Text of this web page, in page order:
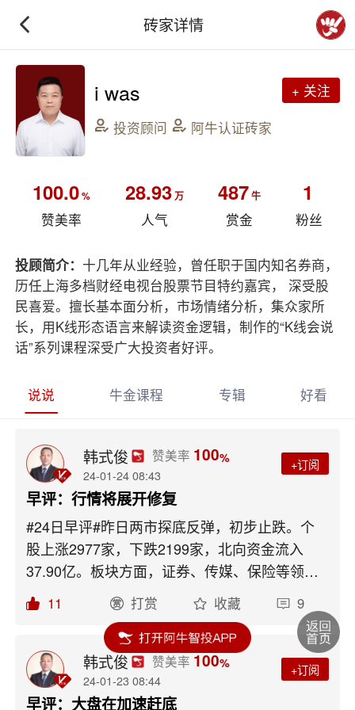
砖家详情
i was
投资顾问 阿牛认证砖家
+ 关注
100.0%
赞美率
28.93万
人气
487牛
赏金
1
粉丝
投顾简介： 十几年从业经验，曾任职于国内知名券商，
历任上海多档财经电视台股票节目特约嘉宾， 深受股
民喜爱。擅长基本面分析，市场情绪分析，集众家所
长，用K线形态语言来解读资金逻辑，制作的“K线会说
话”系列课程深受广大投资者好评。
说说 牛金课程 专辑 好看
韩式俊 赞美率 100%
24-01-24 08:43
+订阅
早评：行情将展开修复
#24日早评#昨日两市探底反弹，初步止跌。个
股上涨2977家，下跌2199家，北向资金流入
37.90亿。板块方面，证券、传媒、保险等领
涨，纺织服装、家用轻工、视频加工领跌。消息
面，证监会：稳步推进资本市场高水平制度型对
外开放；证监会：把资本市场稳定运行放在更加
突出的位置 着力稳市场、稳信心；李强主持召
开专家、企业家和教科文卫体等领域代表座谈
会；最高法：促进全面加强金融监管 明确行为
11 打赏 收藏 9
韩式俊 赞美率 100%
24-01-23 08:44
+订阅
早评：大盘在加速赶底